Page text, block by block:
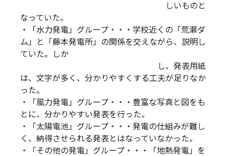
しいものと
なっていた。
・「水力発電」グループ・・・学校近くの「荒瀬ダ
ム」と「藤本発電所」の関係を交えながら、説明し
ていた。しか
し、発表用紙
は、文字が多く、分かりやすくする工夫が足りなか
った。
・「風力発電」グループ・・・豊富な写真と図をも
とに、分かりやすい発表を行った。
・「太陽電池」グループ・・・発電の仕組みが難し
く、納得させられる発表とはなっていなかった。
・「その他の発電」グループ・・・「地熱発電」を